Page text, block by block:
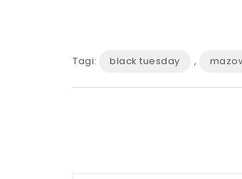
Tagi: black tuesday ,